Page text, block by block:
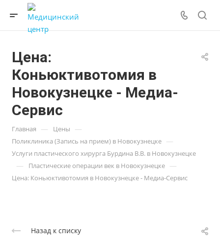
Цена:
Коньюктивотомия в
Новокузнецке - Медиа-
Сервис
Главная — Цены —
Поликлиника (Запись на прием) в Новокузнецке —
Услуги пластического хирурга Бурдина В.В. в Новокузнецке
— Пластические операции век в Новокузнецке —
Цена: Коньюктивотомия в Новокузнецке - Медиа-Сервис
Назад к списку